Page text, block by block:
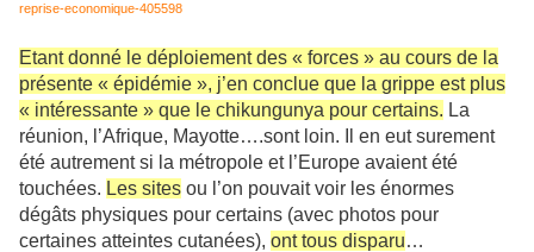
reprise-economique-405598
Etant donné le déploiement des « forces » au cours de la
présente « épidémie », j’en conclue que la grippe est plus
« intéressante » que le chikungunya pour certains. La
réunion, l’Afrique, Mayotte….sont loin. Il en eut surement
été autrement si la métropole et l’Europe avaient été
touchées. Les sites ou l’on pouvait voir les énormes
dégâts physiques pour certains (avec photos pour
certaines atteintes cutanées), ont tous disparu…